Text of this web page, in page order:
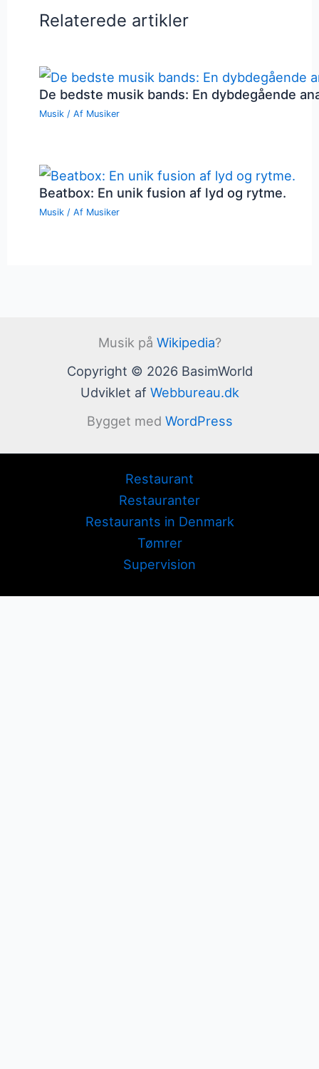
Relaterede artikler
De bedste musik bands: En dybdegående
Musik / Af Musiker
Beatbox: En unik fusion af lyd og rytme.
Musik / Af Musiker
Musik på Wikipedia?
Copyright © 2026 BasimWorld
Udviklet af Webbureau.dk
Bygget med WordPress
Restaurant
Restauranter
Restaurants in Denmark
Tømrer
Supervision